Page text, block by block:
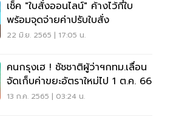
เช็ค "ใบสั่งออนไลน์" ค้างไว้กี่ใบ
พร้อมจุดจ่ายค่าปรับใบสั่ง
22 มิ.ย. 2565 | 17:05 น.
คนกรุงเฮ ! ชัชชาติผู้ว่าฯกทม.เลื่อน
จัดเก็บค่าขยะอัตราใหม่ไป 1 ต.ค. 66
13 ก.ค. 2565 | 03:24 น.